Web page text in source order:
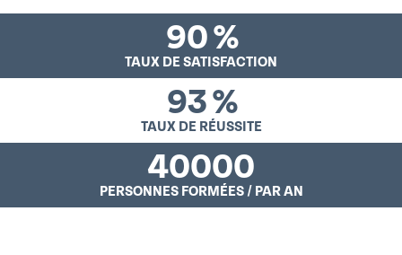
90%
TAUX DE SATISFACTION
93%
TAUX DE RÉUSSITE
40000
PERSONNES FORMÉES / PAR AN